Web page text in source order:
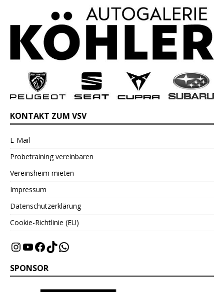
KONTAKT ZUM VSV
E-Mail
Probetraining vereinbaren
Vereinsheim mieten
Impressum
Datenschutzerklärung
Cookie-Richtlinie (EU)
SPONSOR